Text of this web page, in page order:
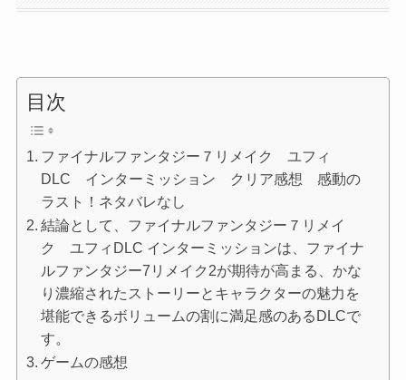
目次
ファイナルファンタジー７リメイク ユフィ
DLC インターミッション クリア感想 感動の
ラスト！ネタバレなし
結論として、ファイナルファンタジー７リメイ
ク ユフィDLC インターミッションは、ファイナ
ルファンタジー7リメイク2が期待が高まる、かな
り濃縮されたストーリーとキャラクターの魅力を
堪能できるボリュームの割に満足感のあるDLCで
す。
ゲームの感想